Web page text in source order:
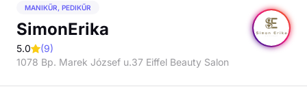
MANIKŰR, PEDIKŰR
SimonErika
5.0 (9)
1078 Bp. Marek József u.37 Eiffel Beauty Salon